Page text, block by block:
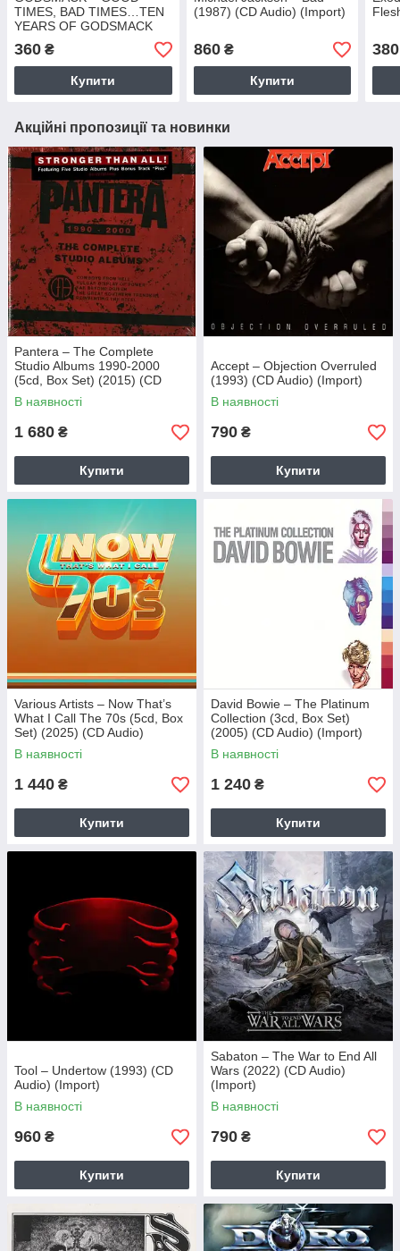
TIMES, BAD TIMES…TEN
YEARS OF GODSMACK
(CD Audio)
360 ₴
Купити
(1987) (CD Audio) (Import)
860₴
Купити
380
Акційні пропозиції та новинки
Pantera – The Complete
Studio Albums 1990-2000
(5cd, Box Set) (2015) (CD
Audio) (Import)
В наявності
1 680 ₴
Купити
Accept – Objection Overruled
(1993) (CD Audio) (Import)
В наявності
790 ₴
Купити
Various Artists – Now That’s
What I Call The 70s (5cd, Box
Set) (2025) (CD Audio)
(Import)
В наявності
1 440 ₴
Купити
David Bowie – The Platinum
Collection (3cd, Box Set)
(2005) (CD Audio) (Import)
В наявності
1 240 ₴
Купити
Tool – Undertow (1993) (CD
Audio) (Import)
В наявності
960 ₴
Купити
Sabaton – The War to End All
Wars (2022) (CD Audio)
(Import)
В наявності
790 ₴
Купити